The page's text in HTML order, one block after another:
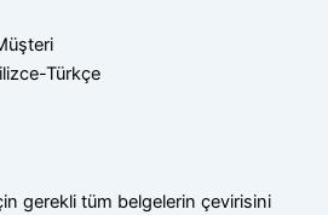
Türkçe
gerekli tüm belgelerin çevirisini